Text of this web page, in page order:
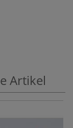
Artikel